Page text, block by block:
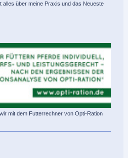
alles über meine Praxis und das Neueste
mit dem Futterrechner von Opti-Ration